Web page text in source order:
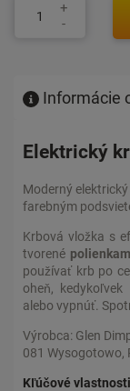
Informácie
Elektrický
Moderný
farebným
Krbová vložka s
tvorené
používať krb po
oheň,
alebo vypnúť.
Výrobca: Glen
081 Wysogotowo,
Kľúčové